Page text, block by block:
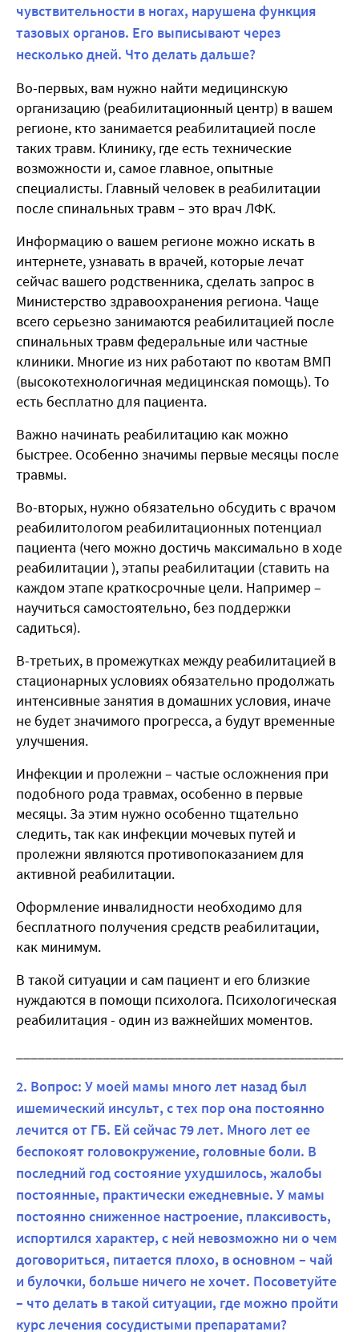
чувствительности в ногах, нарушена функция
тазовых органов. Его выписывают через
несколько дней. Что делать дальше?
Во-первых, вам нужно найти медицинскую
организацию (реабилитационный центр) в вашем
регионе, кто занимается реабилитацией после
таких травм. Клинику, где есть технические
возможности и, самое главное, опытные
специалисты. Главный человек в реабилитации
после спинальных травм – это врач ЛФК.
Информацию о вашем регионе можно искать в
интернете, узнавать в врачей, которые лечат
сейчас вашего родственника, сделать запрос в
Министерство здравоохранения региона. Чаще
всего серьезно занимаются реабилитацией после
спинальных травм федеральные или частные
клиники. Многие из них работают по квотам ВМП
(высокотехнологичная медицинская помощь). То
есть бесплатно для пациента.
Важно начинать реабилитацию как можно
быстрее. Особенно значимы первые месяцы после
травмы.
Во-вторых, нужно обязательно обсудить с врачом
реабилитологом реабилитационных потенциал
пациента (чего можно достичь максимально в ходе
реабилитации ), этапы реабилитации (ставить на
каждом этапе краткосрочные цели. Например –
научиться самостоятельно, без поддержки
садиться).
В-третьих, в промежутках между реабилитацией в
стационарных условиях обязательно продолжать
интенсивные занятия в домашних условия, иначе
не будет значимого прогресса, а будут временные
улучшения.
Инфекции и пролежни – частые осложнения при
подобного рода травмах, особенно в первые
месяцы. За этим нужно особенно тщательно
следить, так как инфекции мочевых путей и
пролежни являются противопоказанием для
активной реабилитации.
Оформление инвалидности необходимо для
бесплатного получения средств реабилитации,
как минимум.
В такой ситуации и сам пациент и его близкие
нуждаются в помощи психолога. Психологическая
реабилитация - один из важнейших моментов.
2. Вопрос: У моей мамы много лет назад был
ишемический инсульт, с тех пор она постоянно
лечится от ГБ. Ей сейчас 79 лет. Много лет ее
беспокоят головокружение, головные боли. В
последний год состояние ухудшилось, жалобы
постоянные, практически ежедневные. У мамы
постоянно сниженное настроение, плаксивость,
испортился характер, с ней невозможно ни о чем
договориться, питается плохо, в основном – чай
и булочки, больше ничего не хочет. Посоветуйте
– что делать в такой ситуации, где можно пройти
курс лечения сосудистыми препаратами?